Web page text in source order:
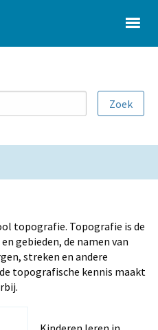
topografie. Topografie is de
gebieden, de namen van
streken en andere
topografische kennis maakt